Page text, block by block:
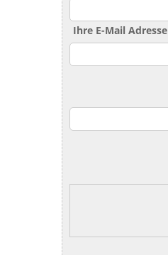
Ihre E-Mail Adresse